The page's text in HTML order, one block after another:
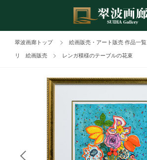
翠波画廊トップ 絵画販売・アート販売 作品一覧
リ 絵画販売 レンガ模様のテーブルの花束